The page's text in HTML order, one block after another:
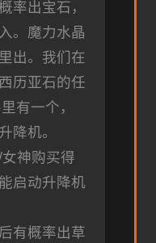
率出宝石，
。魔力水晶
出。我们在
历亚石的任
有一个，
降机。
神购买得
启动升降机
有概率出草